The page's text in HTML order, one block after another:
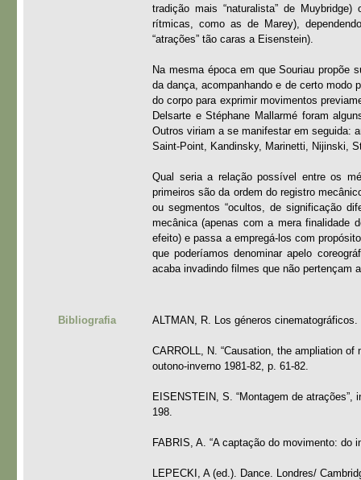
tradição mais “naturalista” de
rítmicas, como as de Marey),
“atrações” tão caras a Eisenstein).
Na mesma época em que Souriau propõe
da dança, acompanhando e de certo modo
do corpo para exprimir movimentos
Delsarte e Stéphane Mallarmé foram
Outros viriam a se manifestar em seguida:
Saint-Point, Kandinsky, Marinetti, Nijinski,
Qual seria a relação possível entre os
primeiros são da ordem do registro
ou segmentos “ocultos, de significação
mecânica (apenas com a mera finalidade
efeito) e passa a empregá-los com
que poderíamos denominar apelo
acaba invadindo filmes que não pertençam
Bibliografia ALTMAN, R. Los géneros
CARROLL, N. “Causation, the ampliation
outono-inverno 1981-82, p. 61-82.
EISENSTEIN, S. “Montagem de
198.
FABRIS, A. “A captação do movimento: do
LEPECKI, A (ed.). Dance. Londres/